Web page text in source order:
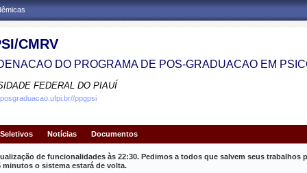
CMRV
DO PROGRAMA DE POS-GRADUACAO EM
FEDERAL DO PIAUÍ
ppgpsi
Notícias Documentos
de funcionalidades às 22:30. Pedimos a todos que salvem seus trabalhos
minutos o sistema estará de volta.